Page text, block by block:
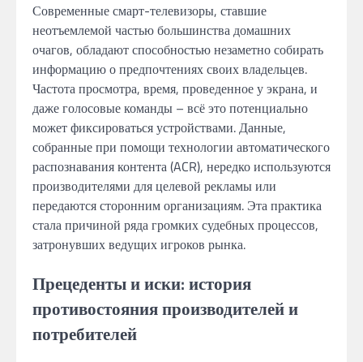
Современные смарт-телевизоры, ставшие
неотъемлемой частью большинства домашних
очагов, обладают способностью незаметно собирать
информацию о предпочтениях своих владельцев.
Частота просмотра, время, проведенное у экрана, и
даже голосовые команды – всё это потенциально
может фиксироваться устройствами. Данные,
собранные при помощи технологии автоматического
распознавания контента (ACR), нередко используются
производителями для целевой рекламы или
передаются сторонним организациям. Эта практика
стала причиной ряда громких судебных процессов,
затронувших ведущих игроков рынка.
Прецеденты и иски: история
противостояния производителей и
потребителей